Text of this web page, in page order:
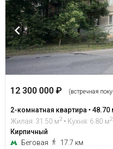
12 300 000 ₽ (встречная
2-комнатная квартира • 48.70
Жилая: 31.50 м2 • Кухня: 6.80 м2
Кирпичный
Беговая
17.7 км